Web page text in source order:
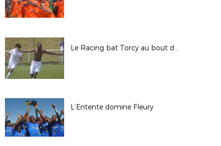
Le Racing bat Torcy au bout du suspense
L’Entente domine Fleury